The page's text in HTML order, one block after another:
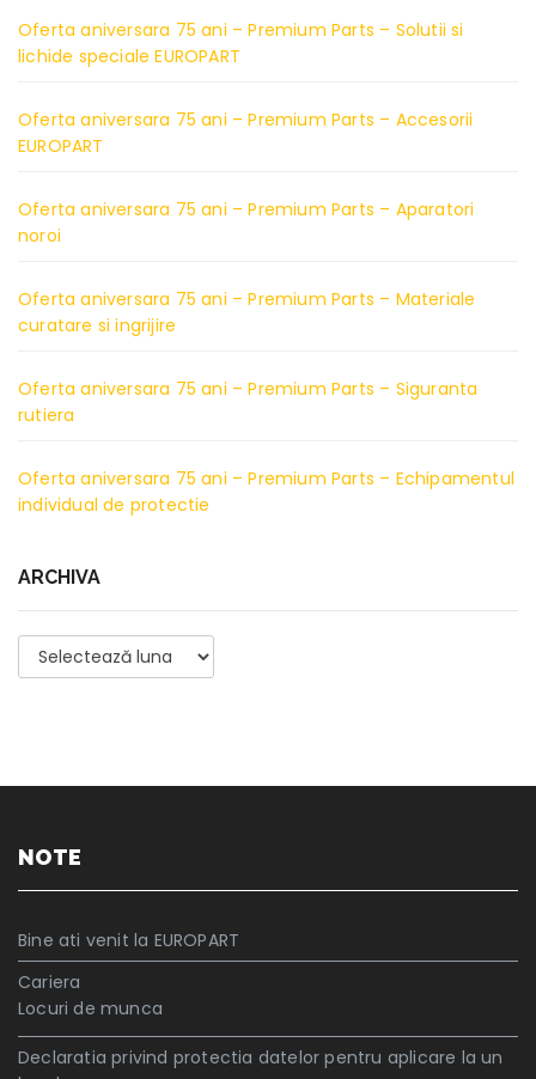
Oferta aniversara 75 ani – Premium Parts – Solutii si
lichide speciale EUROPART
Oferta aniversara 75 ani – Premium Parts – Accesorii
EUROPART
Oferta aniversara 75 ani – Premium Parts – Aparatori
noroi
Oferta aniversara 75 ani – Premium Parts – Materiale
curatare si ingrijire
Oferta aniversara 75 ani – Premium Parts – Siguranta
rutiera
Oferta aniversara 75 ani – Premium Parts – Echipamentul
individual de protectie
ARCHIVA
Archiva
NOTE
Bine ati venit la EUROPART
Cariera
Locuri de munca
Declaratia privind protectia datelor pentru aplicare la un